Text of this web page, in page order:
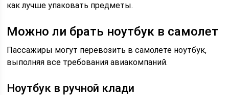
как лучше упаковать предметы.
Можно ли брать ноутбук в самолет
Пассажиры могут перевозить в самолете ноутбук,
выполняя все требования авиакомпаний.
Ноутбук в ручной клади